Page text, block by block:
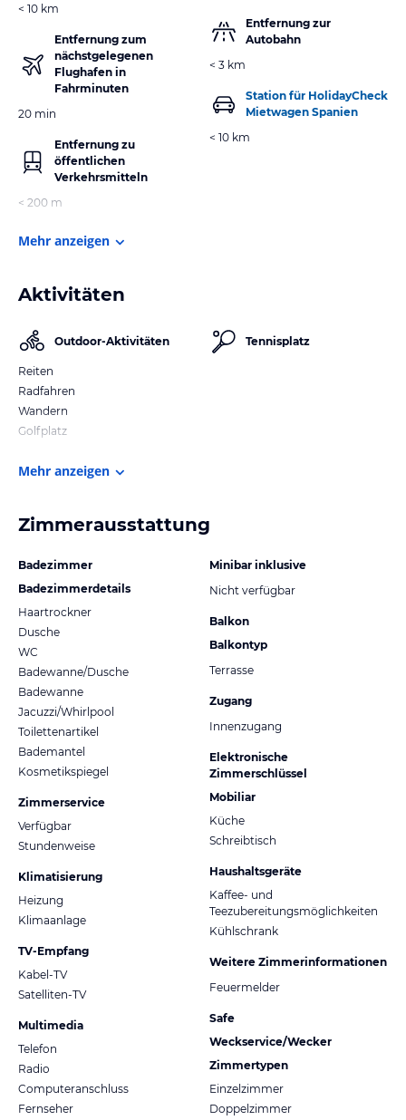
< 10 km
Entfernung zum
nächstgelegenen
Flughafen in
Fahrminuten
20 min
Entfernung zu
öffentlichen
Verkehrsmitteln
< 200 m
Entfernung zur
Autobahn
< 3 km
Station für HolidayCheck
Mietwagen Spanien
< 10 km
Mehr anzeigen
Aktivitäten
Outdoor-Aktivitäten
Reiten
Radfahren
Wandern
Golfplatz
Tennisplatz
Mehr anzeigen
Zimmerausstattung
Badezimmer
Badezimmerdetails
Haartrockner
Dusche
WC
Badewanne/Dusche
Badewanne
Jacuzzi/Whirlpool
Toilettenartikel
Bademantel
Kosmetikspiegel
Zimmerservice
Verfügbar
Stundenweise
Klimatisierung
Heizung
Klimaanlage
TV-Empfang
Kabel-TV
Satelliten-TV
Multimedia
Telefon
Radio
Computeranschluss
Fernseher
Minibar inklusive
Nicht verfügbar
Balkon
Balkontyp
Terrasse
Zugang
Innenzugang
Elektronische
Zimmerschlüssel
Mobiliar
Küche
Schreibtisch
Haushaltsgeräte
Kaffee- und
Teezubereitungsmöglichkeiten
Kühlschrank
Weitere Zimmerinformationen
Feuermelder
Safe
Weckservice/Wecker
Zimmertypen
Einzelzimmer
Doppelzimmer